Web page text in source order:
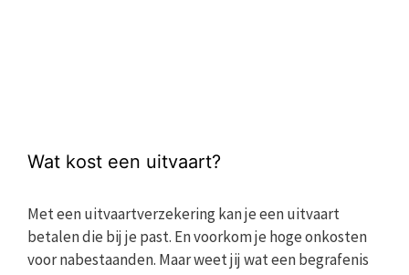
Wat kost een uitvaart?
Met een uitvaartverzekering kan je een uitvaart
betalen die bij je past. En voorkom je hoge onkosten
voor nabestaanden. Maar weet jij wat een begrafenis